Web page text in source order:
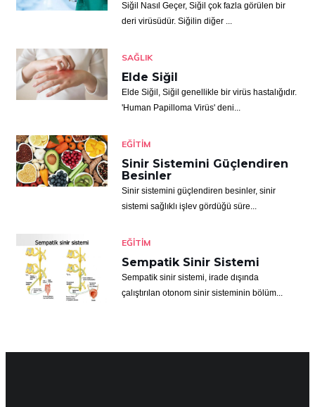
Siğil Nasıl Geçer, Siğil çok fazla görülen bir
deri virüsüdür. Siğilin diğer ...
SAĞLIK
Elde Siğil
Elde Siğil, Siğil genellikle bir virüs hastalığıdır.
'Human Papilloma Virüs' deni...
EĞITIM
Sinir Sistemini Güçlendiren
Besinler
Sinir sistemini güçlendiren besinler, sinir
sistemi sağlıklı işlev gördüğü süre...
EĞITIM
Sempatik Sinir Sistemi
Sempatik sinir sistemi, irade dışında
çalıştırılan otonom sinir sisteminin bölüm...